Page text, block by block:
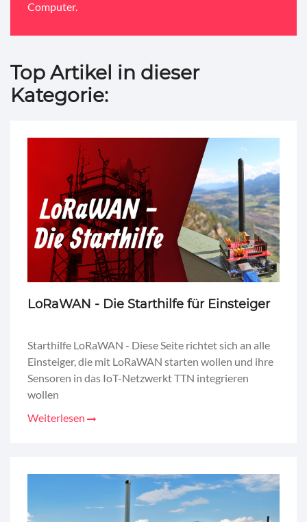
Computer.
Top Artikel in dieser
Kategorie:
LoRaWAN - Die Starthilfe für Einsteiger
Starthilfe LoRaWAN - Diese Seite richtet sich an alle
Einsteiger, die mit LoRaWAN starten wollen und ihre
Sensoren in das IoT-Netzwerkt TTN integrieren
wollen
Weiterlesen